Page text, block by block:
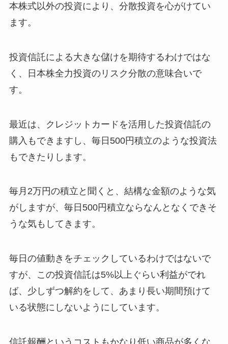
本株式以外の投資により、分散投資を心がけてい
ます。
投資信託による大きな儲けを期待するわけではな
く、日本株全力投資のリスク分散の意味合いで
す。
最近は、クレジットカードを活用した投資信託の
購入もできますし、毎日500円積立のような投資法
もできたりします。
毎月2万円の積立と聞くと、結構な金額のような気
がしますが、毎日500円積立ならなんとなくできそ
うな気もしてきます。
毎日の値動きをチェックしているわけではないで
すが、この投資信託は5%以上ぐらい利益がでれ
ば、少しずつ解約をして、あまり長い期間預けて
いる状態にしないようにしています。